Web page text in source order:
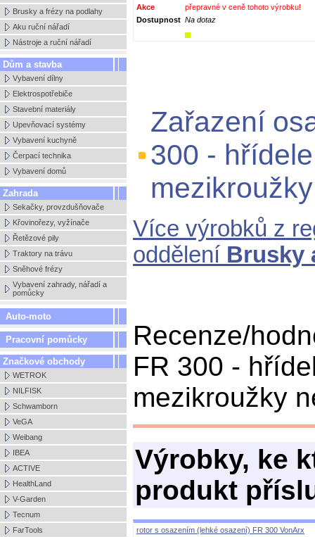
Brusky a frézy na podlahy
Aku ruční nářadí
Nástroje a ruční nářadí
Dům a stavba
Vybavení dílny
Elektrospotřebiče
Stavební materiály
Upevňovací systémy
Vybavení kuchyně
Čerpací technika
Vybavení domů
Zahrada
Sekačky, provzdušňovače
Křovinořezy, vyžínače
Řetězové pily
Traktory na trávu
Sněhové frézy
Vybavení zahrady, nářadí a
pomůcky
Auto-moto
Pracovní pomůcky
Značkové obchody
WETROK
NILFISK
Schwamborn
VeGA
Weibang
IBEA
ACTIVE
HealthLand
V-Garden
Tecnum
FarTools
Akce
přepravné v ceně tohoto výrobku!
Dostupnost Na dotaz
Zařazení
300 -
mezikroužky
Více výrobků z
oddělení Brusky
Recenze/
FR 300 -
mezikroužky
Výrobky, ke
produkt
rotor s osazením (lehké osazení) FR 300 VonArx